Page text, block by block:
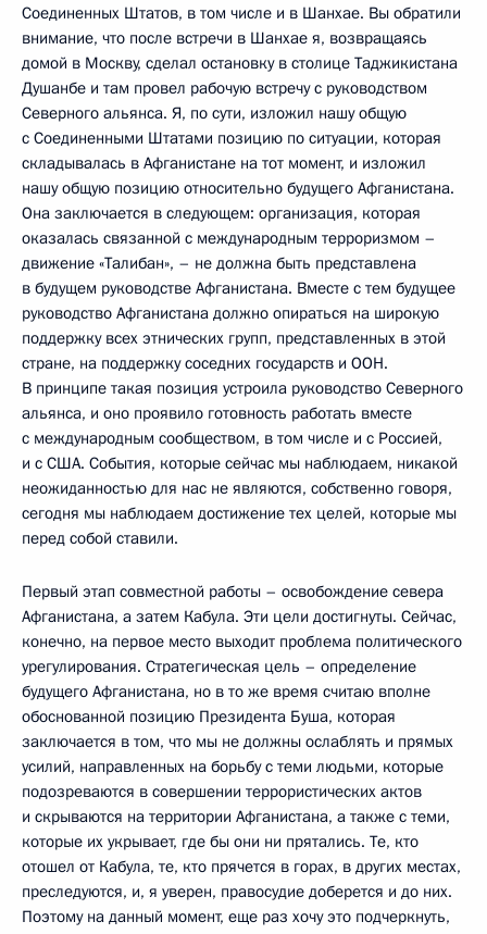
Соединенных Штатов, в том числе и в Шанхае. Вы обратили
внимание, что после встречи в Шанхае я, возвращаясь
домой в Москву, сделал остановку в столице Таджикистана
Душанбе и там провел рабочую встречу с руководством
Северного альянса. Я, по сути, изложил нашу общую
с Соединенными Штатами позицию по ситуации, которая
складывалась в Афганистане на тот момент, и изложил
нашу общую позицию относительно будущего Афганистана.
Она заключается в следующем: организация, которая
оказалась связанной с международным терроризмом –
движение «Талибан», – не должна быть представлена
в будущем руководстве Афганистана. Вместе с тем будущее
руководство Афганистана должно опираться на широкую
поддержку всех этнических групп, представленных в этой
стране, на поддержку соседних государств и ООН.
В принципе такая позиция устроила руководство Северного
альянса, и оно проявило готовность работать вместе
с международным сообществом, в том числе и с Россией,
и с США. События, которые сейчас мы наблюдаем, никакой
неожиданностью для нас не являются, собственно говоря,
сегодня мы наблюдаем достижение тех целей, которые мы
перед собой ставили.
Первый этап совместной работы – освобождение севера
Афганистана, а затем Кабула. Эти цели достигнуты. Сейчас,
конечно, на первое место выходит проблема политического
урегулирования. Стратегическая цель – определение
будущего Афганистана, но в то же время считаю вполне
обоснованной позицию Президента Буша, которая
заключается в том, что мы не должны ослаблять и прямых
усилий, направленных на борьбу с теми людьми, которые
подозреваются в совершении террористических актов
и скрываются на территории Афганистана, а также с теми,
которые их укрывает, где бы они ни прятались. Те, кто
отошел от Кабула, те, кто прячется в горах, в других местах,
преследуются, и, я уверен, правосудие доберется и до них.
Поэтому на данный момент, еще раз хочу это подчеркнуть,